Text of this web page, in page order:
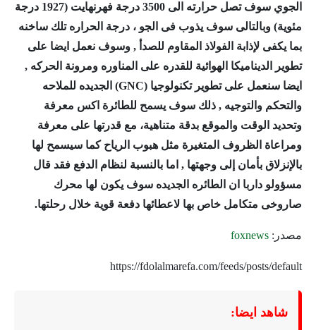
الجوي سوف تصل حرارته الى 3500 درجة فهرنهايت (1927 درجة
مئوية) وبالتالى سوف يذوب فى الجو ، درجة الحراره تلك ساخنه
بما يكفى لإذابة الفولاذ المقاوم للصدأ , وسوف نعمل ايضا على
تطوير الديناميكا الهوائية للقدره على المناوره ومرونة الحركه ,
ايضا سنعمل على تطوير تكنولوجيا (GNC) الجديده
للملاحه
والتحكم والتوجيه , ذلك سوف يسمح للطائرة اكس معرفة
وتحديد الوقت والموقع بدقة متناهية، مع قدرتها على معرفة
ومراعاة الظروف المتغيرة مثل هبوب الرياح كما سيسمح لها
بالإنزلاق بأمان إلى وجهتها , اما بالنسبة لنظام الدفع فقد قال
مسؤولو داربا ان الطائره الجديده سوف يكون لها محرك
صاروخى متكامل خاص بها لاعطائها دفعة قوية خلال رحلتها.
مصدر: foxnews
https://fdolalmarefa.com/feeds/posts/default
شاهد ايضا: